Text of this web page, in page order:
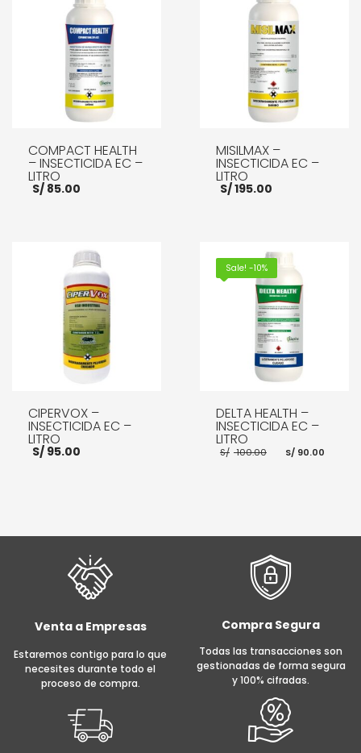
COMPACT HEALTH
– INSECTICIDA EC –
LITRO
S/ 85.00
AÑADIR AL CARRITO
MISILMAX –
INSECTICIDA EC –
LITRO
S/195.00
AÑADIR AL CARRITO
CIPERVOX –
INSECTICIDA EC –
LITRO
S/ 95.00
Sale! -10%
DELTA HEALTH –
INSECTICIDA EC –
LITRO
S/ 100.00 El
precio
S/90.00
Venta a Empresas
Estaremos contigo para lo que
necesites durante todo el
proceso de compra.
Compra Segura
Todas las transacciones son
gestionadas de forma segura
y 100% cifradas.